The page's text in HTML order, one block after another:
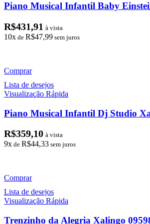
Piano Musical Infantil Baby
R$431,91 à vista
10x de R$47,99 sem juros
Comprar
Lista de desejos
Visualização Rápida
Piano Musical Infantil Dj Studio
R$359,10 à vista
9x de R$44,33 sem juros
Comprar
Lista de desejos
Visualização Rápida
Trenzinho da Alegria Xalingo